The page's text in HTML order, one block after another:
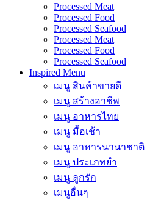
Processed Meat
Processed Food
Processed Seafood
Processed Meat
Processed Food
Processed Seafood
Inspired Menu
เมนู สินค้าขายดี
เมนู สร้างอาชีพ
เมนู อาหารไทย
เมนู มื้อเช้า
เมนู อาหารนานาชาติ
เมนู ประเภทยำ
เมนู ลูกรัก
เมนูอื่นๆ